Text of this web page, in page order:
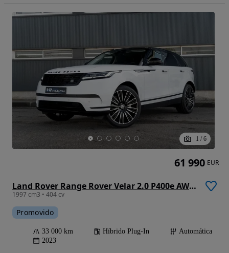
1 / 6
Land Rover Range Rover Velar 2.0 P400e AWD S
1997 cm3 • 404 cv
Promovido
33 000 km Híbrido Plug-In
Automática
2023
61 990 EUR